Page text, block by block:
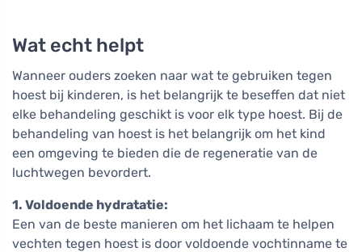
Wat echt helpt
Wanneer ouders zoeken naar wat te gebruiken tegen
hoest bij kinderen, is het belangrijk te beseffen dat niet
elke behandeling geschikt is voor elk type hoest. Bij de
behandeling van hoest is het belangrijk om het kind
een omgeving te bieden die de regeneratie van de
luchtwegen bevordert.
1. Voldoende hydratatie:
Een van de beste manieren om het lichaam te helpen
vechten tegen hoest is door voldoende vochtinname te